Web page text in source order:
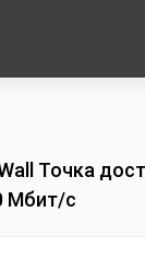
Точка
Мбит/с